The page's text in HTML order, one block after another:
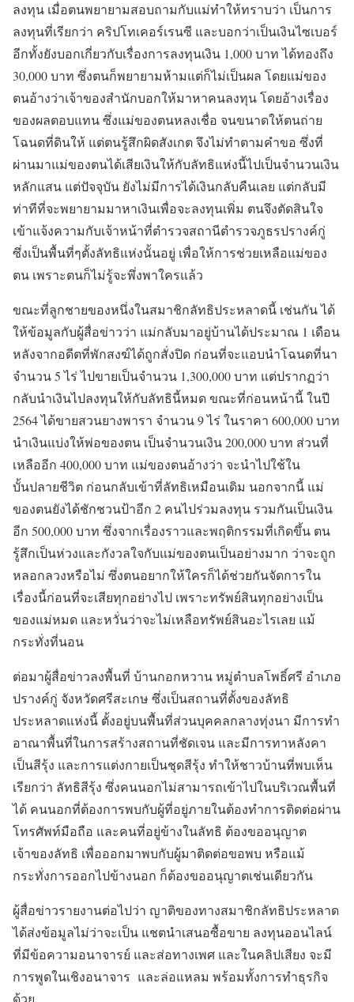
ลงทุน เมื่อตนพยายามสอบถามกับแม่ทำให้ทราบว่า เป็นการ
ลงทุนที่เรียกว่า คริปโทเคอร์เรนซี และบอกว่าเป็นเงินไซเบอร์
อีกทั้งยังบอกเกี่ยวกับเรื่องการลงทุนเงิน 1,000 บาท ได้ทองถึง
30,000 บาท ซึ่งตนก็พยายามห้ามแต่ก็ไม่เป็นผล โดยแม่ของ
ตนอ้างว่าเจ้าของสำนักบอกให้มาหาคนลงทุน โดยอ้างเรื่อง
ของผลตอบแทน ซึ่งแม่ของตนหลงเชื่อ จนขนาดให้ตนถ่าย
โฉนดที่ดินให้ แต่ตนรู้สึกผิดสังเกต จึงไม่ทำตามคำขอ ซึ่งที่
ผ่านมาแม่ของตนได้เสียเงินให้กับลัทธิแห่งนี้ไปเป็นจำนวนเงิน
หลักแสน แต่ปัจจุบัน ยังไม่มีการได้เงินกลับคืนเลย แต่กลับมี
ท่าทีที่จะพยายามมาหาเงินเพื่อจะลงทุนเพิ่ม ตนจึงตัดสินใจ
เข้าแจ้งความกับเจ้าหน้าที่ตำรวจสถานีตำรวจภูธรปรางค์กู่
ซึ่งเป็นพื้นที่ๆตั้งลัทธิแห่งนั้นอยู่ เพื่อให้การช่วยเหลือแม่ของ
ตน เพราะตนก็ไม่รู้จะพึ่งพาใครแล้ว
ขณะที่ลูกชายของหนึ่งในสมาชิกลัทธิประหลาดนี้ เช่นกัน ได้
ให้ข้อมูลกับผู้สื่อข่าวว่า แม่กลับมาอยู่บ้านได้ประมาณ 1 เดือน
หลังจากอดีตที่พักสงฆ์ได้ถูกสั่งปิด ก่อนที่จะแอบนำโฉนดที่นา
จำนวน 5 ไร่ ไปขายเป็นจำนวน 1,300,000 บาท แต่ปรากฏว่า
กลับนำเงินไปลงทุนให้กับลัทธินี้หมด ขณะที่ก่อนหน้านี้ ในปี
2564 ได้ขายสวนยางพารา จำนวน 9 ไร่ ในราคา 600,000 บาท
นำเงินแบ่งให้พ่อของตน เป็นจำนวนเงิน 200,000 บาท ส่วนที่
เหลืออีก 400,000 บาท แม่ของตนอ้างว่า จะนำไปใช้ใน
บั้นปลายชีวิต ก่อนกลับเข้าที่ลัทธิเหมือนเดิม นอกจากนี้ แม่
ของตนยังได้ชักชวนป้าอีก 2 คนไปร่วมลงทุน รวมกันเป็นเงิน
อีก 500,000 บาท ซึ่งจากเรื่องราวและพฤติกรรมที่เกิดขึ้น ตน
รู้สึกเป็นห่วงและกังวลใจกับแม่ของตนเป็นอย่างมาก ว่าจะถูก
หลอกลวงหรือไม่ ซึ่งตนอยากให้ใครก็ได้ช่วยกันจัดการใน
เรื่องนี้ก่อนที่จะเสียทุกอย่างไป เพราะทรัพย์สินทุกอย่างเป็น
ของแม่หมด และหวั่นว่าจะไม่เหลือทรัพย์สินอะไรเลย แม้
กระทั่งที่นอน
ต่อมาผู้สื่อข่าวลงพื้นที่ บ้านกอกหวาน หมู่ตำบลโพธิ์ศรี อำเภอ
ปรางค์กู่ จังหวัดศรีสะเกษ ซึ่งเป็นสถานที่ตั้งของลัทธิ
ประหลาดแห่งนี้ ตั้งอยู่บนพื้นที่ส่วนบุคคลกลางทุ่งนา มีการทำ
อาณาพื้นที่ในการสร้างสถานที่ชัดเจน และมีการทาหลังคา
เป็นสีรุ้ง และการแต่งกายเป็นชุดสีรุ้ง ทำให้ชาวบ้านที่พบเห็น
เรียกว่า ลัทธิสีรุ้ง ซึ่งคนนอกไม่สามารถเข้าไปในบริเวณพื้นที่
ได้ คนนอกที่ต้องการพบกับผู้ที่อยู่ภายในต้องทำการติดต่อผ่าน
โทรศัพท์มือถือ และคนที่อยู่ข้างในลัทธิ ต้องขออนุญาต
เจ้าของลัทธิ เพื่อออกมาพบกับผู้มาติดต่อขอพบ หรือแม้
กระทั่งการออกไปข้างนอก ก็ต้องขออนุญาตเช่นเดียวกัน
ผู้สื่อข่าวรายงานต่อไปว่า ญาติของทางสมาชิกลัทธิประหลาด
ได้ส่งข้อมูลไม่ว่าจะเป็น แชตนำเสนอซื้อขาย ลงทุนออนไลน์
ที่มีข้อความอนาจารย์ และส่อทางเพศ และในคลิปเสียง จะมี
การพูดในเชิงอนาจาร และล่อแหลม พร้อมทั้งการทำธุรกิจ
ด้วย